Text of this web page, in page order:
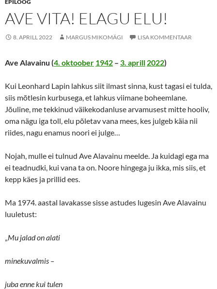
EPILOOG
AVE VITA! ELAGU ELU!
8. APRILL 2022 MARGUS MIKOMÄGI LISA KOMMENTAAR
Ave Alavainu (4. oktoober 1942 – 3. aprill 2022)
Kui Leonhard Lapin lahkus siit ilmast sinna, kust tagasi ei tulda,
siis mõtlesin kurbusega, et lahkus viimane boheemlane.
Jõuline, me tekkinud väikekodanluse arvamusest mitte hooliv,
oma nägu iga toll, elu põletav vana mees, kes julgeb käia nii
riides, nagu enamus noori ei julge…
Nojah, mulle ei tulnud Ave Alavainu meelde. Ja kuidagi ega ma
ei teadnudki, kui vana ta on. Noore hingega ju ikka, mis siis, et
kepp käes ja prillid ees.
Ma 1974. aastal lavakasse sisse astudes lugesin Ave Alavainu
luuletust:
„Mu jalad on alati
minekuvalmis –
juba enne kui tulen